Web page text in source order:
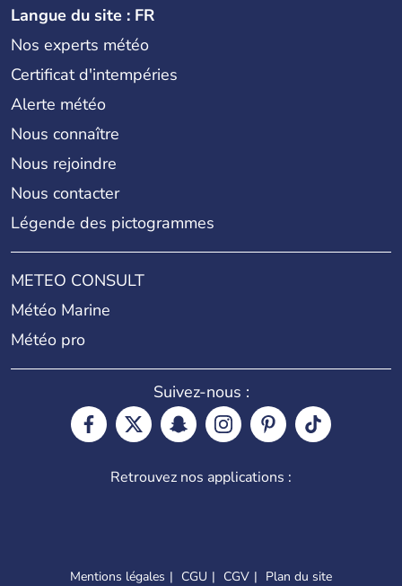
Langue du site : FR
Nos experts météo
Certificat d'intempéries
Alerte météo
Nous connaître
Nous rejoindre
Nous contacter
Légende des pictogrammes
METEO CONSULT
Météo Marine
Météo pro
Suivez-nous :
Retrouvez nos applications :
Mentions légales CGU CGV Plan du site